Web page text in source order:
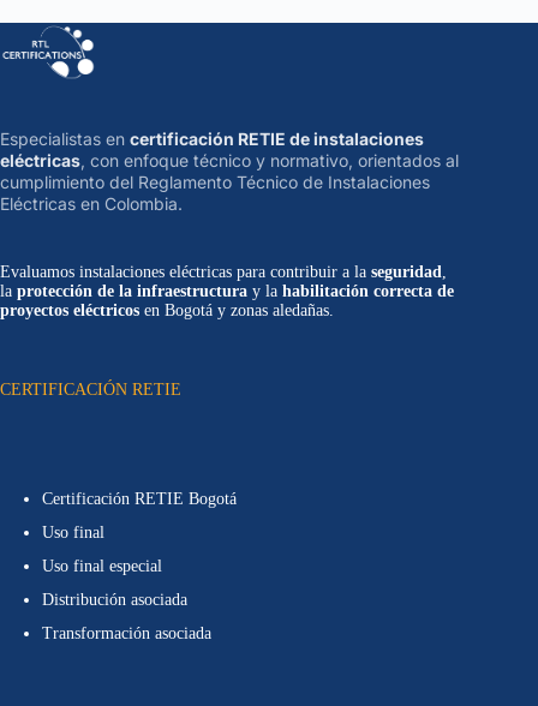
Especialistas en certificación RETIE de instalaciones
eléctricas, con enfoque técnico y normativo, orientados al
cumplimiento del Reglamento Técnico de Instalaciones
Eléctricas en Colombia.
Evaluamos instalaciones eléctricas para contribuir a la seguridad
la protección de la infraestructura y la habilitación correcta de
proyectos eléctricos en Bogotá y zonas aledañas.
CERTIFICACIÓN RETIE
Certificación RETIE Bogotá
Uso final
Uso final especial
Distribución asociada
Transformación asociada